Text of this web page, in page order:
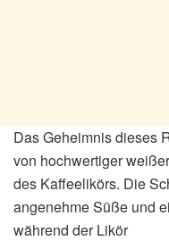
Das Geheimnis dieses
von hochwertiger
des Kaffeelikörs. Die
angenehme Süße und
während der Likör